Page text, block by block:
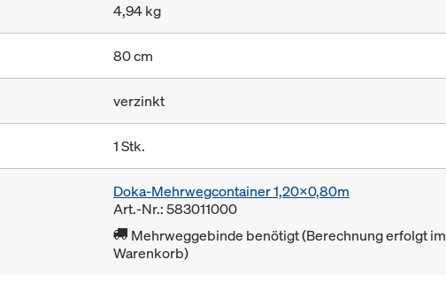
4,94 kg
80 cm
verzinkt
1 Stk.
Doka-Mehrwegcontainer 1,20x0,80m
Art.-Nr.: 583011000
Mehrweggebinde benötigt (Berechnung erfolgt im
Warenkorb)